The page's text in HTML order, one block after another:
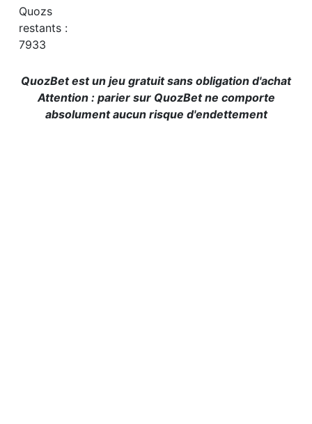
Quozs
restants :
7933
QuozBet est un jeu gratuit sans obligation d'achat
Attention : parier sur QuozBet ne comporte
absolument aucun risque d'endettement